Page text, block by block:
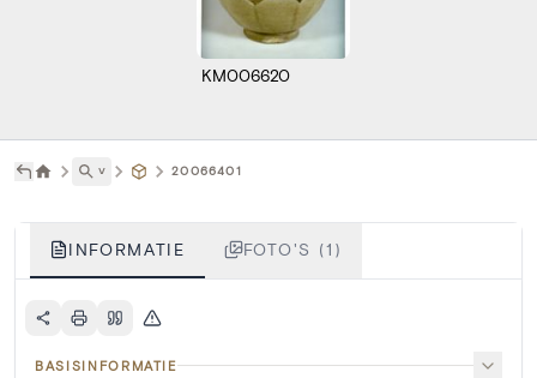
KM006620
˅ 20066401
INFORMATIE FOTO'S (1)
BASISINFORMATIE